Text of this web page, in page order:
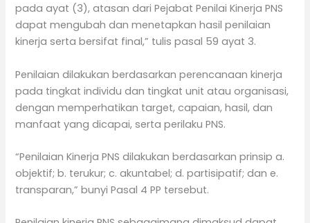
pada ayat (3), atasan dari Pejabat Penilai Kinerja PNS
dapat mengubah dan menetapkan hasil penilaian
kinerja serta bersifat final,” tulis pasal 59 ayat 3.
Penilaian dilakukan berdasarkan perencanaan kinerja
pada tingkat individu dan tingkat unit atau organisasi,
dengan memperhatikan target, capaian, hasil, dan
manfaat yang dicapai, serta perilaku PNS.
“Penilaian Kinerja PNS dilakukan berdasarkan prinsip a.
objektif; b. terukur; c. akuntabel; d. partisipatif; dan e.
transparan,” bunyi Pasal 4 PP tersebut.